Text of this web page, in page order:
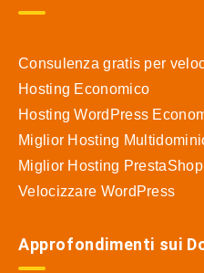
Consulenza gratis per
Hosting Economico
Hosting WordPress
Miglior Hosting
Miglior Hosting PrestaShop
Velocizzare WordPress
Approfondimenti sui